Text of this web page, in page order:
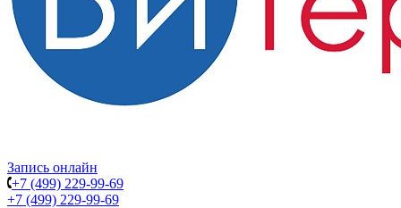
Запись онлайн
+7 (499) 229-99-69
+7 (499) 229-99-69